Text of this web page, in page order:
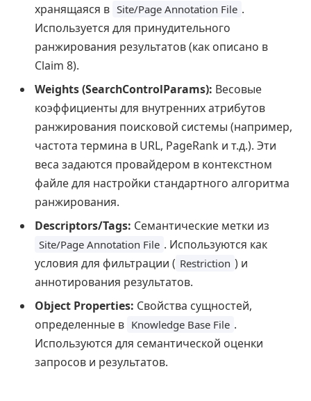
хранящаяся в Site/Page Annotation File .
Используется для принудительного
ранжирования результатов (как описано в
Claim 8).
Weights (SearchControlParams): Весовые
коэффициенты для внутренних атрибутов
ранжирования поисковой системы (например,
частота термина в URL, PageRank и т.д.). Эти
веса задаются провайдером в контекстном
файле для настройки стандартного алгоритма
ранжирования.
Descriptors/Tags: Семантические метки из
Site/Page Annotation File . Используются как
условия для фильтрации ( Restriction ) и
аннотирования результатов.
Object Properties: Свойства сущностей,
определенные в Knowledge Base File .
Используются для семантической оценки
запросов и результатов.